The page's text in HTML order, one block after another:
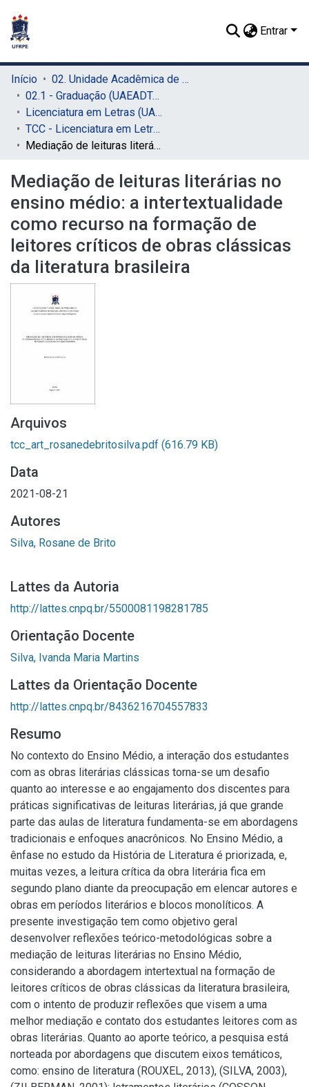
Entrar
Início
02. Unidade Acadêmica de Educação a Distância e Tecnologia (UAEADTec)
02.1 - Graduação (UAEADTec)
Licenciatura em Letras (UAEADTec)
TCC - Licenciatura em Letras (UAEADTec)
Mediação de leituras literárias no ensino médio: a intertextualidade como recurso na formação de leitores críticos de obras clássicas da literatura brasileira
Mediação de leituras literárias no
ensino médio: a intertextualidade
como recurso na formação de
leitores críticos de obras clássicas
da literatura brasileira
Arquivos
tcc_art_rosanedebritosilva.pdf (616.79 KB)
Data
2021-08-21
Autores
Silva, Rosane de Brito
Lattes da Autoria
http://lattes.cnpq.br/5500081198281785
Orientação Docente
Silva, Ivanda Maria Martins
Lattes da Orientação Docente
http://lattes.cnpq.br/8436216704557833
Resumo
No contexto do Ensino Médio, a interação dos estudantes
com as obras literárias clássicas torna-se um desafio
quanto ao interesse e ao engajamento dos discentes para
práticas significativas de leituras literárias, já que grande
parte das aulas de literatura fundamenta-se em abordagens
tradicionais e enfoques anacrônicos. No Ensino Médio, a
ênfase no estudo da História de Literatura é priorizada, e,
muitas vezes, a leitura crítica da obra literária fica em
segundo plano diante da preocupação em elencar autores e
obras em períodos literários e blocos monolíticos. A
presente investigação tem como objetivo geral
desenvolver reflexões teórico-metodológicas sobre a
mediação de leituras literárias no Ensino Médio,
considerando a abordagem intertextual na formação de
leitores críticos de obras clássicas da literatura brasileira,
com o intento de produzir reflexões que visem a uma
melhor mediação e contato dos estudantes leitores com as
obras literárias. Quanto ao aporte teórico, a pesquisa está
norteada por abordagens que discutem eixos temáticos,
como: ensino de literatura (ROUXEL, 2013), (SILVA, 2003),